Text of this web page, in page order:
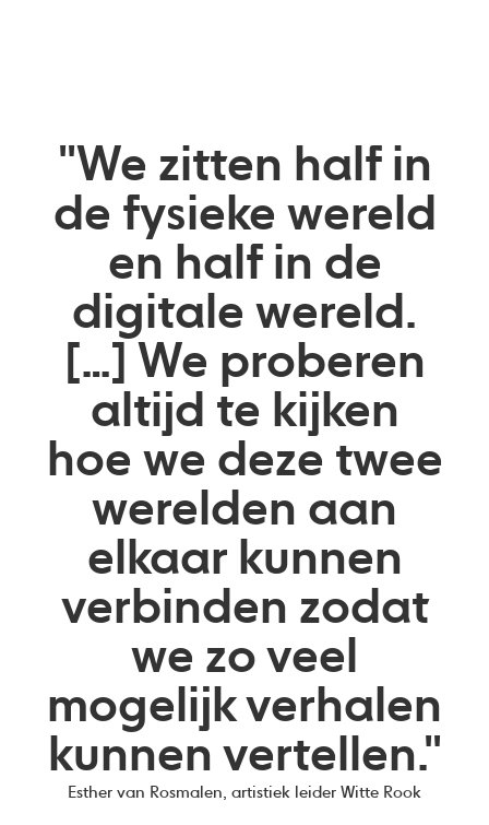
"We zitten half in
de fysieke wereld
en half in de
digitale wereld.
[…] We proberen
altijd te kijken
hoe we deze twee
werelden aan
elkaar kunnen
verbinden zodat
we zo veel
mogelijk verhalen
kunnen vertellen."
Esther van Rosmalen, artistiek leider Witte Rook